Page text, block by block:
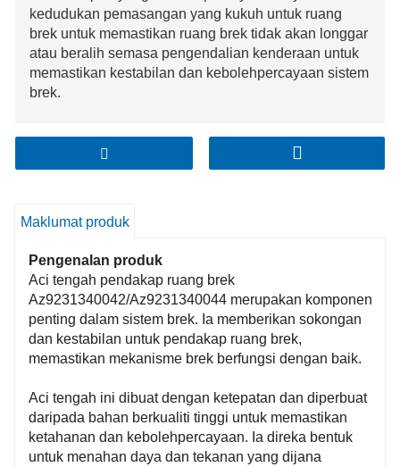
kedudukan pemasangan yang kukuh untuk ruang
brek untuk memastikan ruang brek tidak akan longgar
atau beralih semasa pengendalian kenderaan untuk
memastikan kestabilan dan kebolehpercayaan sistem
brek.
daya hentaman yang dihasilkan apabila kebuk brek
berfungsi, mencegah ubah bentuk atau kerosakan
Maklumat produk
Pengenalan produk
Aci tengah pendakap ruang brek
Az9231340042/Az9231340044 merupakan komponen
penting dalam sistem brek. Ia memberikan sokongan
dan kestabilan untuk pendakap ruang brek,
memastikan mekanisme brek berfungsi dengan baik.
Aci tengah ini dibuat dengan ketepatan dan diperbuat
daripada bahan berkualiti tinggi untuk memastikan
ketahanan dan kebolehpercayaan. Ia direka bentuk
untuk menahan daya dan tekanan yang dijana